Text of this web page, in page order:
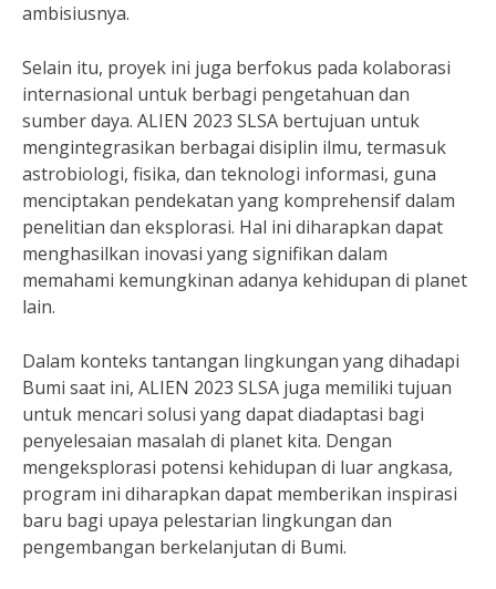
ambisiusnya.
Selain itu, proyek ini juga berfokus pada kolaborasi
internasional untuk berbagi pengetahuan dan
sumber daya. ALIEN 2023 SLSA bertujuan untuk
mengintegrasikan berbagai disiplin ilmu, termasuk
astrobiologi, fisika, dan teknologi informasi, guna
menciptakan pendekatan yang komprehensif dalam
penelitian dan eksplorasi. Hal ini diharapkan dapat
menghasilkan inovasi yang signifikan dalam
memahami kemungkinan adanya kehidupan di planet
lain.
Dalam konteks tantangan lingkungan yang dihadapi
Bumi saat ini, ALIEN 2023 SLSA juga memiliki tujuan
untuk mencari solusi yang dapat diadaptasi bagi
penyelesaian masalah di planet kita. Dengan
mengeksplorasi potensi kehidupan di luar angkasa,
program ini diharapkan dapat memberikan inspirasi
baru bagi upaya pelestarian lingkungan dan
pengembangan berkelanjutan di Bumi.